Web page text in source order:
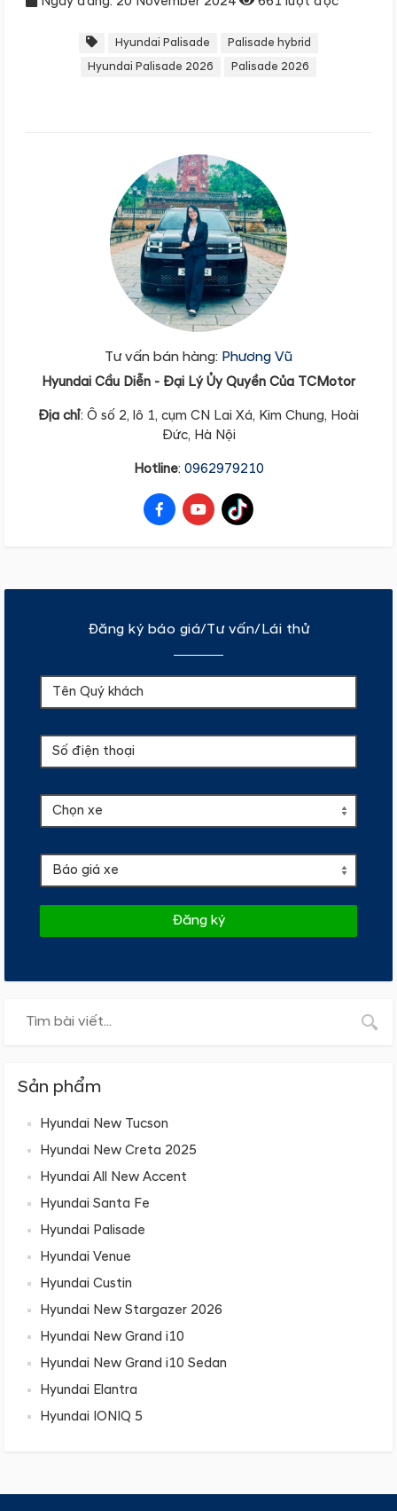
Hyundai Palisade
Palisade hybrid
Hyundai Palisade 2026
Palisade 2026
Tư vấn bán hàng: Phương Vũ
Hyundai Cầu Diễn - Đại Lý Ủy Quyền Của TCMotor
Địa chỉ: Ô số 2, lô 1, cụm CN Lai Xá, Kim Chung, Hoài
Đức, Hà Nội
Hotline: 0962979210
Đăng ký báo giá/Tư vấn/Lái thử
Đăng ký
Sản phẩm
Hyundai New Tucson
Hyundai New Creta 2025
Hyundai All New Accent
Hyundai Santa Fe
Hyundai Palisade
Hyundai Venue
Hyundai Custin
Hyundai New Stargazer 2026
Hyundai New Grand i10
Hyundai New Grand i10 Sedan
Hyundai Elantra
Hyundai IONIQ 5